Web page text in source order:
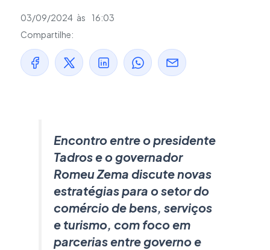
03/09/2024 às
16:03
Compartilhe:
Encontro entre o presidente
Tadros e o governador
Romeu Zema discute novas
estratégias para o setor do
comércio de bens, serviços
e turismo, com foco em
parcerias entre governo e